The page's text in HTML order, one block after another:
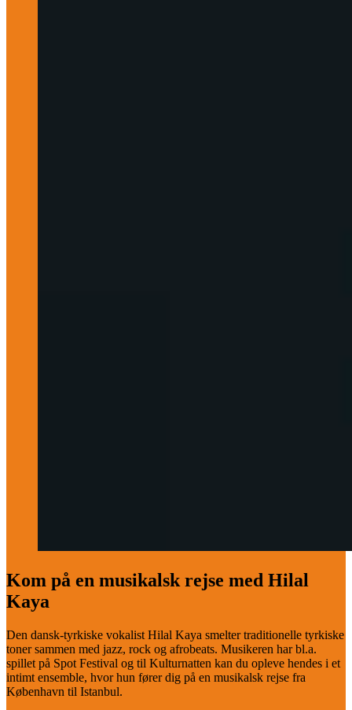
Kom på en musikalsk rejse med Hilal
Kaya
Den dansk-tyrkiske vokalist Hilal Kaya smelter traditionelle tyrkiske
toner sammen med jazz, rock og afrobeats. Musikeren har bl.a.
spillet på Spot Festival og til Kulturnatten kan du opleve hendes i et
intimt ensemble, hvor hun fører dig på en musikalsk rejse fra
København til Istanbul.